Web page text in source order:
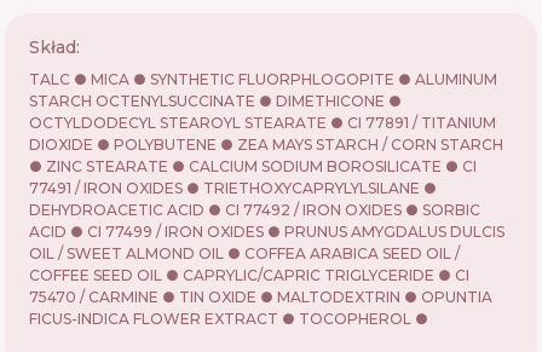
Skład:
TALC ● MICA ● SYNTHETIC FLUORPHLOGOPITE ● ALUMINUM
STARCH OCTENYLSUCCINATE ● DIMETHICONE ●
OCTYLDODECYL STEAROYL STEARATE ● CI 77891 / TITANIUM
DIOXIDE ● POLYBUTENE ● ZEA MAYS STARCH / CORN STARCH
● ZINC STEARATE ● CALCIUM SODIUM BOROSILICATE ● CI
77491 / IRON OXIDES ● TRIETHOXYCAPRYLYLSILANE ●
DEHYDROACETIC ACID ● CI 77492 / IRON OXIDES ● SORBIC
ACID ● CI 77499 / IRON OXIDES ● PRUNUS AMYGDALUS DULCIS
OIL / SWEET ALMOND OIL ● COFFEA ARABICA SEED OIL /
COFFEE SEED OIL ● CAPRYLIC/CAPRIC TRIGLYCERIDE ● CI
75470 / CARMINE ● TIN OXIDE ● MALTODEXTRIN ● OPUNTIA
FICUS-INDICA FLOWER EXTRACT ● TOCOPHEROL ●